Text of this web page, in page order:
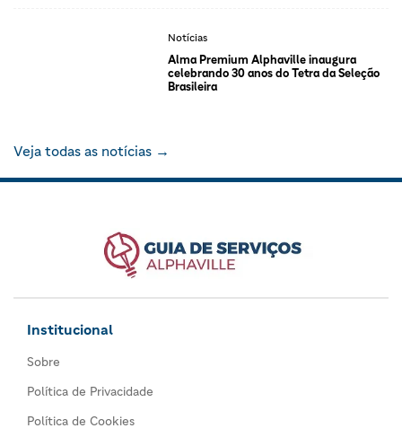
Notícias
Alma Premium Alphaville inaugura
celebrando 30 anos do Tetra da Seleção
Brasileira
Veja todas as notícias →
Institucional
Sobre
Política de Privacidade
Política de Cookies